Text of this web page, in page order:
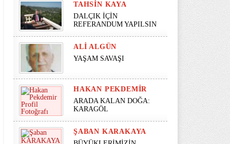
TAHSIN KAYA
DALÇIK İÇİN
REFERANDUM YAPILSIN
ALI ALGÜN
YAŞAM SAVAŞI
HAKAN PEKDEMIR
ARADA KALAN DOĞA:
KARAGÖL
ŞABAN KARAKAYA